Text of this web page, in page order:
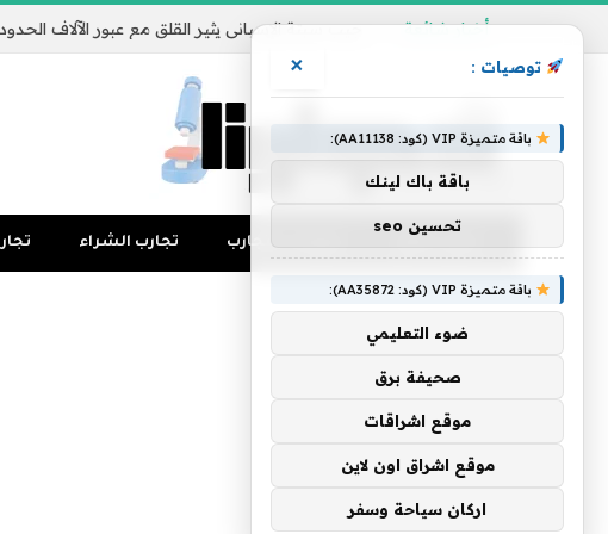
أخبار شائعة
منوعات التجارب تجارب الشراء
توصيات : ×
باقة متميزة VIP (كود: AA11138):
باقة باك لينك
تحسين seo
باقة متميزة VIP (كود: AA35872):
ضوء التعليمي
صحيفة برق
موقع اشراقات
موقع اشراق اون لاين
اركان سياحة وسفر